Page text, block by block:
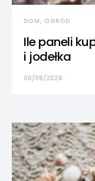
DOM, OGRÓD
Ile paneli
i jodełka
06/08/2026